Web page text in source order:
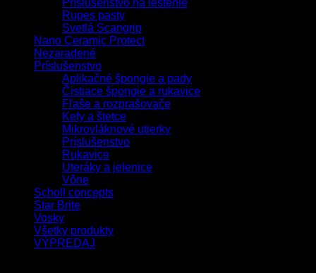
Rupes pasty
Svetlá Scangrip
Nano Ceramic Protect
Nezaradené
Príslušenstvo
Aplikačné špongie a pady
Čistiace špongie a rukavice
Fľaše a rozprašovače
Kefy a štetce
Mikrovláknové utierky
Príslušenstvo
Rukavice
Uteráky a jelenice
Vône
Scholl concepts
Star Brite
Vosky
Všetky produkty
VÝPREDAJ